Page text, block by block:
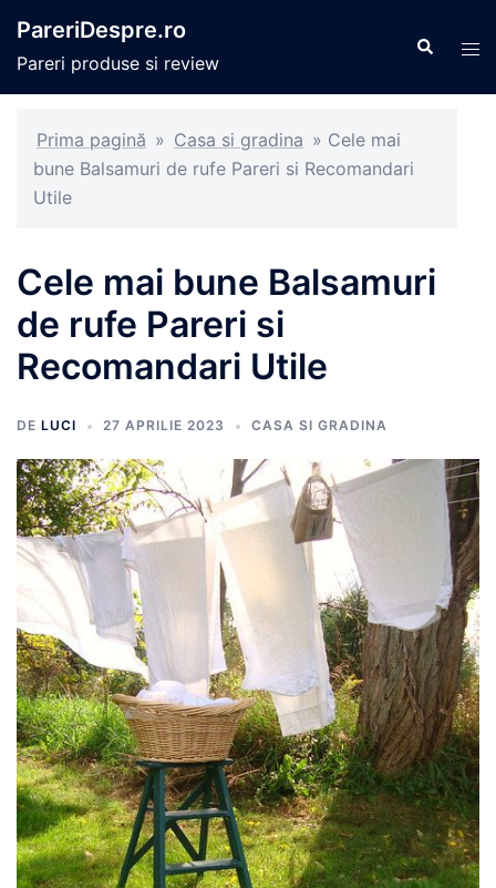
conținut
PareriDespre.ro
Pareri produse si review
Caută
Prima pagină » Casa si gradina » Cele mai
bune Balsamuri de rufe Pareri si Recomandari
Utile
Cele mai bune Balsamuri
de rufe Pareri si
Recomandari Utile
DE LUCI 27 APRILIE 2023 CASA SI GRADINA